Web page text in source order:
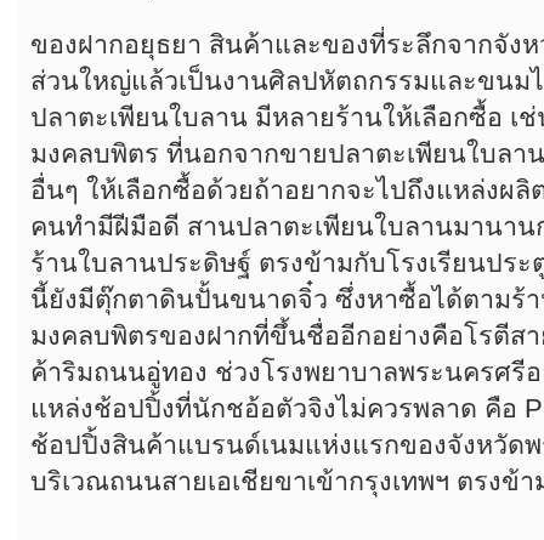
ของฝากอยุธยา สินค้าและของที่ระลึกจากจัง
ส่วนใหญ่แล้วเป็นงานศิลปหัตถกรรมและขนม
ปลาตะเพียนใบลาน มีหลายร้านให้เลือกซื้อ เ
มงคลบพิตร ที่นอกจากขายปลาตะเพียนใบลา
อื่นๆ ให้เลือกซื้อด้วยถ้าอยากจะไปถึงแหล่งผ
คนทำมีฝีมือดี สานปลาตะเพียนใบลานมานาน
ร้านใบลานประดิษฐ์ ตรงข้ามกับโรงเรียนปร
นี้ยังมีตุ๊กตาดินปั้นขนาดจิ๋ว ซึ่งหาซื้อได้ตามร้
มงคลบพิตรของฝากที่ขึ้นชื่ออีกอย่างคือโรตีส
ค้าริมถนนอู่ทอง ช่วงโรงพยาบาลพระนครศรี
แหล่งช้อปปิ้งที่นักชอ้อตัวจิงไม่ควรพลาด คือ
ช้อปปิ้งสินค้าแบรนด์เนมแห่งแรกของจังหวัด
บริเวณถนนสายเอเชียขาเข้ากรุงเทพฯ ตรงข้